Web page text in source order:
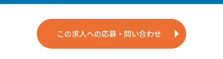
この求人への応募・問い合わせ